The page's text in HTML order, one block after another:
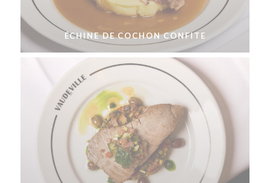
ÉCHINE DE COCHON CONFITE